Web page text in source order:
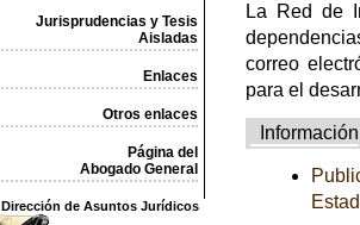
Jurisprudencias y Tesis
Aisladas
Enlaces
Otros enlaces
Página del
Abogado General
Dirección de Asuntos Jurídicos
La Red de
correo
para el
Información